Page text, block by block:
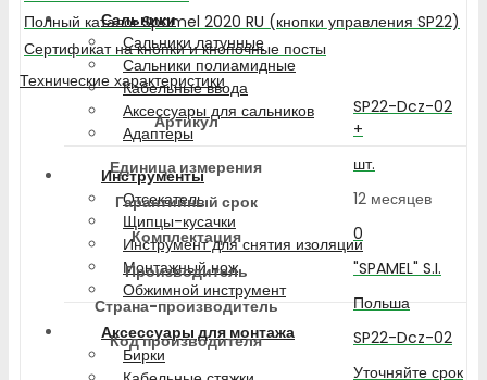
Сальники
Сальники латунные
Сальники полиамидные
Кабельные ввода
Аксессуары для сальников
Адаптеры
Инструменты
Отсекатель
Щипцы-кусачки
Инструмент для снятия изоляции
Монтажный нож
Обжимной инструмент
Аксессуары для монтажа
Бирки
Полный каталог Spamel 2020 RU (кнопки управления SP22)
Сертификат на кнопки и кнопочные посты
Технические характеристики
Артикул
SP22-Dcz-02
+
Единица измерения
шт.
Гарантийный срок
12 месяцев
Комплектация
0
Производитель
"SPAMEL" S.I.
Страна-производитель
Польша
Код производителя
SP22-Dcz-02
Уточняйте срок